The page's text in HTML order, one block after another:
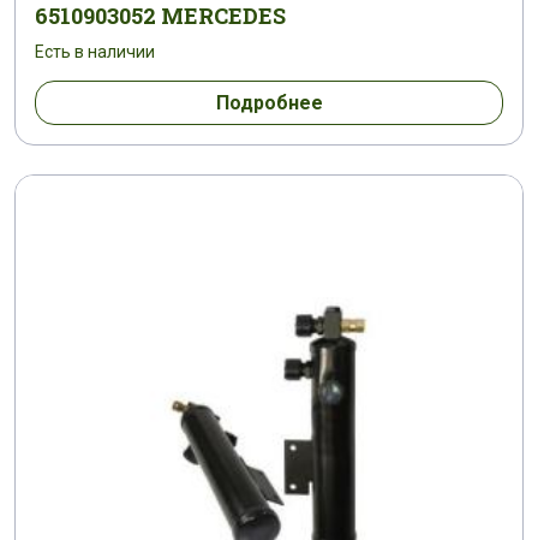
6510903052 MERCEDES
Есть в наличии
Подробнее